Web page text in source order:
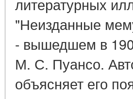
литературных
"Неизданные
- вышедшем в
М. С. Пуансо.
объясняет его